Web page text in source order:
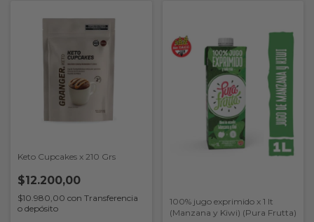
Keto Cupcakes x 210 Grs
$12.200,00
$10.980,00 con Transferencia
o depósito
100% jugo exprimido x 1 lt
(Manzana y Kiwi) (Pura Frutta)